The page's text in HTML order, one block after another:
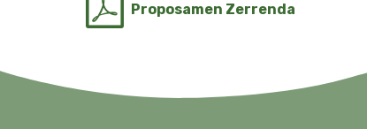
Proposamen Zerrenda